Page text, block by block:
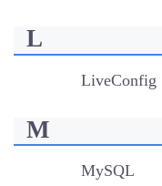
L
LiveConfig
M
MySQL